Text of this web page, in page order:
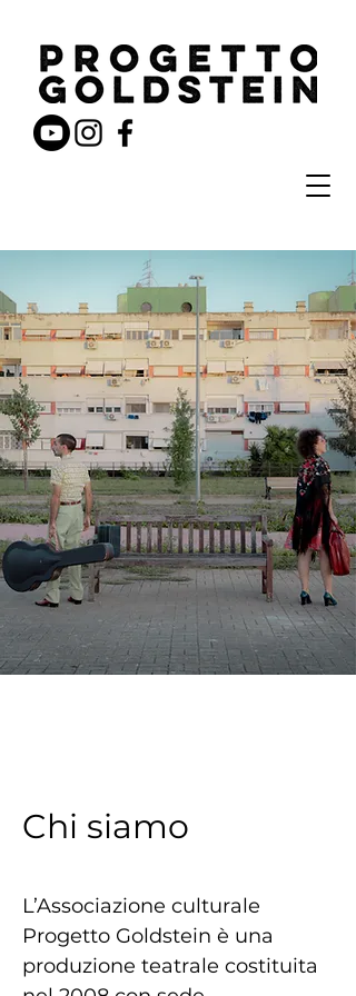
Chi siamo
L’Associazione culturale
Progetto Goldstein è una
produzione teatrale costituita